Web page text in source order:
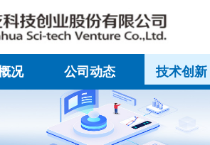
况 公司动态
技术创新